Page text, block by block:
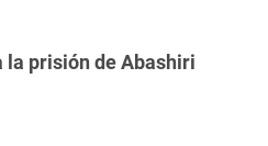
la prisión de Abashiri